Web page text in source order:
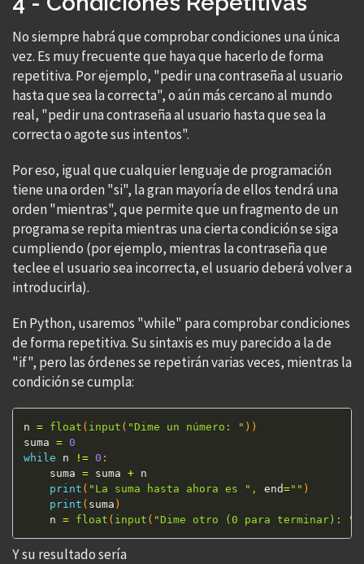
No siempre habrá que comprobar condiciones una única
vez. Es muy frecuente que haya que hacerlo de forma
repetitiva. Por ejemplo, "pedir una contraseña al usuario
hasta que sea la correcta", o aún más cercano al mundo
real, "pedir una contraseña al usuario hasta que sea la
correcta o agote sus intentos".
Por eso, igual que cualquier lenguaje de programación
tiene una orden "si", la gran mayoría de ellos tendrá una
orden "mientras", que permite que un fragmento de un
programa se repita mientras una cierta condición se siga
cumpliendo (por ejemplo, mientras la contraseña que
teclee el usuario sea incorrecta, el usuario deberá volver a
introducirla).
En Python, usaremos "while" para comprobar condiciones
de forma repetitiva. Su sintaxis es muy parecido a la de
"if", pero las órdenes se repetirán varias veces, mientras la
condición se cumpla:
n = float ( input ( "Dime un número: " ) )
suma = 0
while n != 0 :
    suma
= suma + n
print ( "La suma hasta ahora es " , end="" )
print ( suma )
    n
= float ( input ( "Dime otro (0 para terminar): "
Y su resultado sería